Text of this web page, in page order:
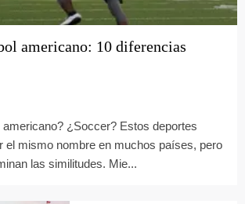
americano: 10 diferencias
americano? ¿Soccer? Estos deportes
el mismo nombre en muchos países, pero
las similitudes. Mie...